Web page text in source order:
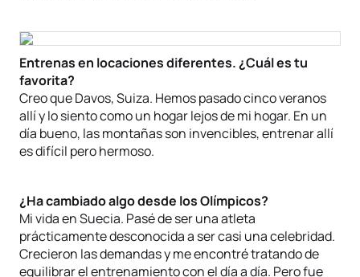
Entrenas en locaciones diferentes. ¿Cuál es tu
favorita?
Creo que Davos, Suiza. Hemos pasado cinco veranos
allí y lo siento como un hogar lejos de mi hogar. En un
día bueno, las montañas son invencibles, entrenar allí
es difícil pero hermoso.
¿Ha cambiado algo desde los Olímpicos?
Mi vida en Suecia. Pasé de ser una atleta
prácticamente desconocida a ser casi una celebridad.
Crecieron las demandas y me encontré tratando de
equilibrar el entrenamiento con el día a día. Pero fue